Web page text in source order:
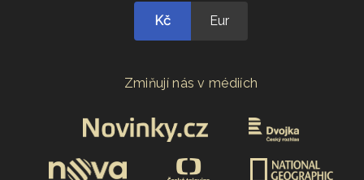
Kč Eur
Zmiňují nás v médiích